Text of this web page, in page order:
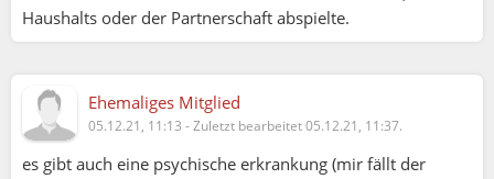
Haushalts oder der Partnerschaft abspielte.
Ehemaliges Mitglied
05.12.21, 11:13 -Zuletzt bearbeitet 05.12.21, 11:37.
es gibt auch eine psychische erkrankung (mir fällt der